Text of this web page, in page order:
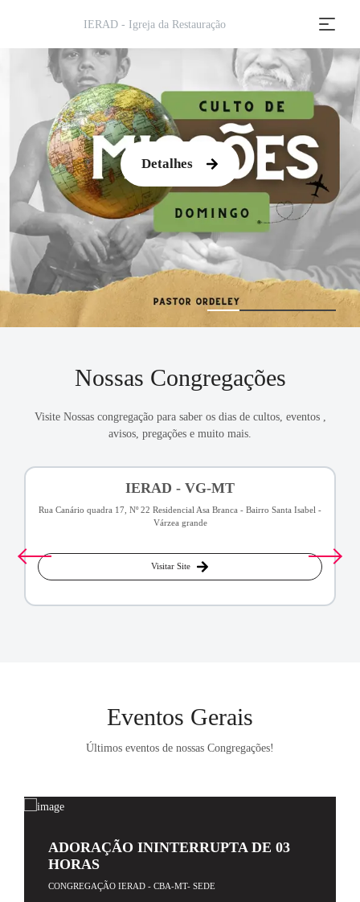
IERAD - Igreja da Restauração
Detalhes
Nossas Congregações
Visite Nossas congregação para saber os dias de cultos, eventos ,
avisos, pregações e muito mais.
IERAD - VG-MT
Rua Canário quadra 17, Nº 22 Residencial Asa Branca - Bairro Santa Isabel -
Várzea grande
Visitar Site
Eventos Gerais
Últimos eventos de nossas Congregações!
ADORAÇÃO ININTERRUPTA DE 03
HORAS
CONGREGAÇÃO IERAD - CBA-MT- SEDE